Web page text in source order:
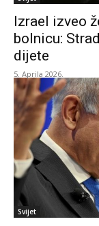
Izrael izveo
bolnicu:
dijete
5. Aprila 2026.
Svijet